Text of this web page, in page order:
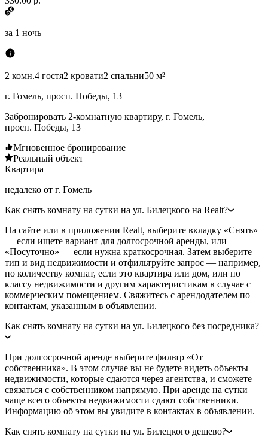
за 1 ночь
2 комн.4 гостя2 кровати2 спальни50 м²
г. Гомель, просп. Победы, 13
Забронировать 2-комнатную квартиру, г. Гомель,
просп. Победы, 13
Мгновенное бронирование
Реальный объект
Квартира
недалеко от г. Гомель
Как снять комнату на сутки на ул. Билецкого на Realt?
На сайте или в приложении Realt, выберите вкладку «Снять»
— если ищете вариант для долгосрочной аренды, или
«Посуточно» — если нужна краткосрочная. Затем выберите
тип и вид недвижимости и отфильтруйте запрос — например,
по количеству комнат, если это квартира или дом, или по
классу недвижимости и другим характеристикам в случае с
коммерческим помещением. Свяжитесь с арендодателем по
контактам, указанным в объявлении.
Как снять комнату на сутки на ул. Билецкого без посредника?
При долгосрочной аренде выберите фильтр «От
собственника». В этом случае вы не будете видеть объекты
недвижимости, которые сдаются через агентства, и сможете
связаться с собственником напрямую. При аренде на сутки
чаще всего объекты недвижимости сдают собственники.
Информацию об этом вы увидите в контактах в объявлении.
Как снять комнату на сутки на ул. Билецкого дешево?